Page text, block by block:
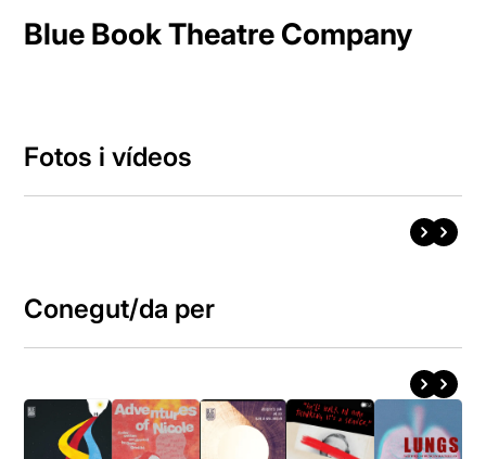
Blue Book Theatre Company
Fotos i vídeos
Conegut/da per